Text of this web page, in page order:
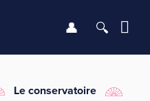
Se
Le conservatoire